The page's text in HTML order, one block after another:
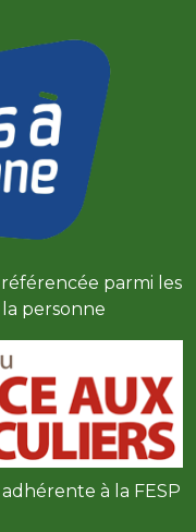
parmi les
personne
à la FESP